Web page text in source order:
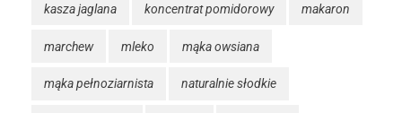
kasza jaglana koncentrat pomidorowy makaron
marchew mleko mąka owsiana
mąka pełnoziarnista naturalnie słodkie